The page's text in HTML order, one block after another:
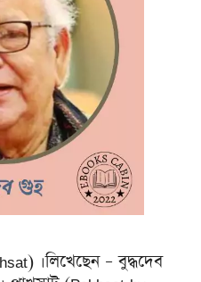
।লিখেছেন – বুদ্ধদেব